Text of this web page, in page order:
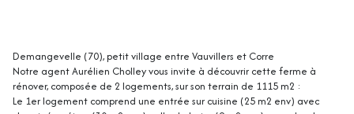
Demangevelle (70), petit village entre Vauvillers et Corre
Notre agent Aurélien Cholley vous invite à découvrir cette ferme à
rénover, composée de 2 logements, sur son terrain de 1115 m2 :
Le 1er logement comprend une entrée sur cuisine (25 m2 env) avec